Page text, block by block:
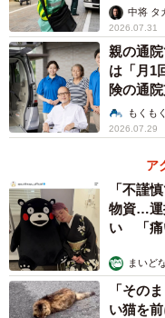
中将 タ
2026.07.31
親の通
は「月1
険の通
もくも
2026.07.29
ア
「不謹
物資…運
い 「痛
まいど
「その
い猫を